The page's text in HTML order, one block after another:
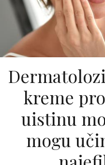
kreme
uistinu
mogu